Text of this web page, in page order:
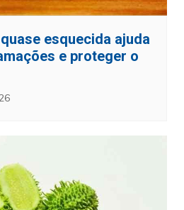
esquecida ajuda
e proteger o